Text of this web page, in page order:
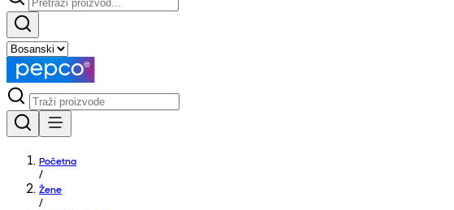
Početna
/
Žene
/